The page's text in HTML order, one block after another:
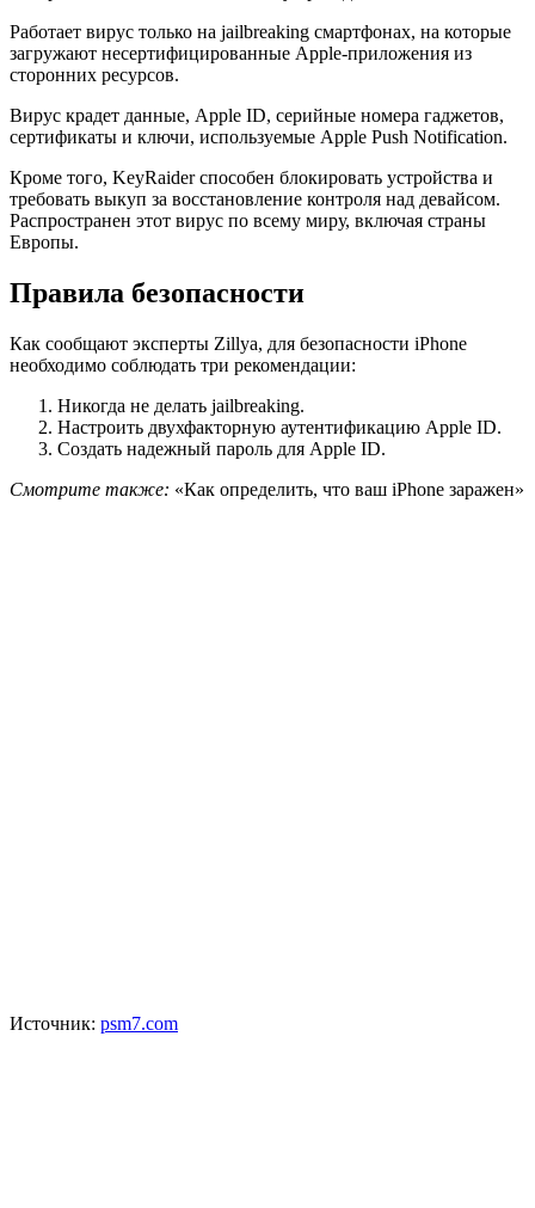
Работает вирус только на jailbreaking смартфонах, на которые
загружают несертифицированные Apple-приложения из
сторонних ресурсов.
Вирус крадет данные, Apple ID, серийные номера гаджетов,
сертификаты и ключи, используемые Apple Push Notification.
Кроме того, KeyRaider способен блокировать устройства и
требовать выкуп за восстановление контроля над девайсом.
Распространен этот вирус по всему миру, включая страны
Европы.
Правила безопасности
Как сообщают эксперты Zillya, для безопасности iPhone
необходимо соблюдать три рекомендации:
Никогда не делать jailbreaking.
Настроить двухфакторную аутентификацию Apple ID.
Создать надежный пароль для Apple ID.
Смотрите также: «Как определить, что ваш iPhone заражен»
Источник: psm7.com